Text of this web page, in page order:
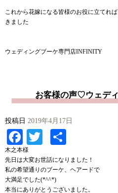
これから花嫁になる皆様のお役に立てれ
きました
ウェディングブーケ専門店INFINITY
お客様の声♡ウェデ
投稿日 2019年4月17日
Facebook
Twitter
有
木之本様
先日は大変お世話になりました！
私の希望通りのブーケ、ヘアードで
大満足でした(*^^*)
本当にありがとうございました。